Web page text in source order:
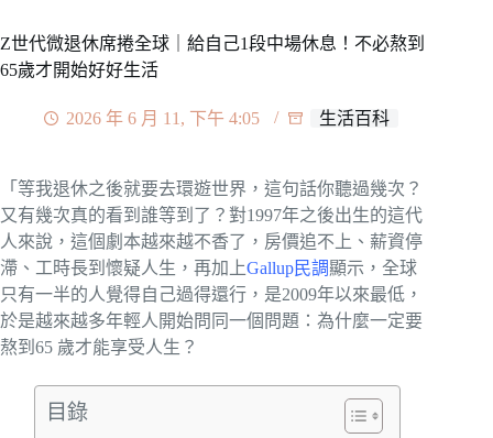
Z世代微退休席捲全球｜給自己1段中場休息！不必熬到
65歲才開始好好生活
2026 年 6 月 11, 下午 4:05 生活百科
「等我退休之後就要去環遊世界，這句話你聽過幾次？
又有幾次真的看到誰等到了？對1997年之後出生的這代
人來說，這個劇本越來越不香了，房價追不上、薪資停
滯、工時長到懷疑人生，再加上Gallup民調顯示，全球
只有一半的人覺得自己過得還行，是2009年以來最低，
於是越來越多年輕人開始問同一個問題：為什麼一定要
熬到65 歲才能享受人生？
目錄